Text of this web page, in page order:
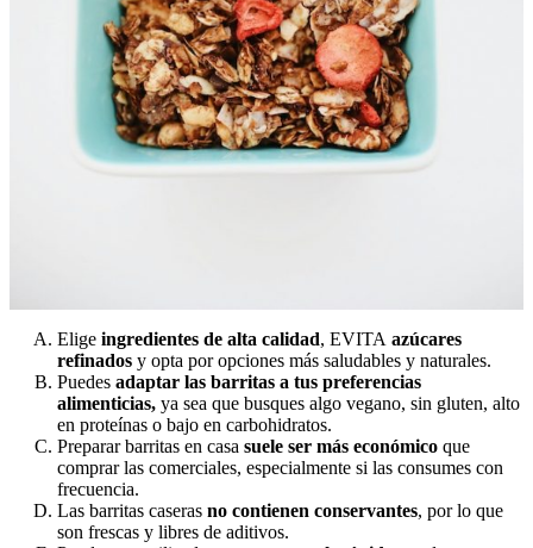
Elige ingredientes de alta calidad, EVITA azúcares
refinados y opta por opciones más saludables y naturales.
Puedes adaptar las barritas a tus preferencias
alimenticias, ya sea que busques algo vegano, sin gluten, alto
en proteínas o bajo en carbohidratos.
Preparar barritas en casa suele ser más económico que
comprar las comerciales, especialmente si las consumes con
frecuencia.
Las barritas caseras no contienen conservantes, por lo que
son frescas y libres de aditivos.